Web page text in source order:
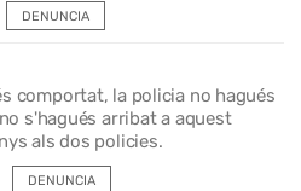
DENUNCIA
comportat, la policia no hagués
s'hagués arribat a aquest
als dos policies.
DENUNCIA